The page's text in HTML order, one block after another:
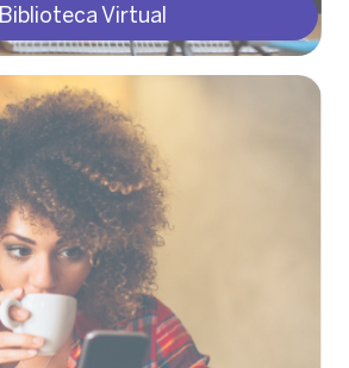
Biblioteca Virtual